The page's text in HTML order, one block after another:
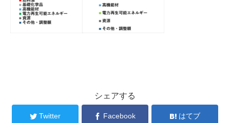
シェアする
Twitter Facebook はてブ